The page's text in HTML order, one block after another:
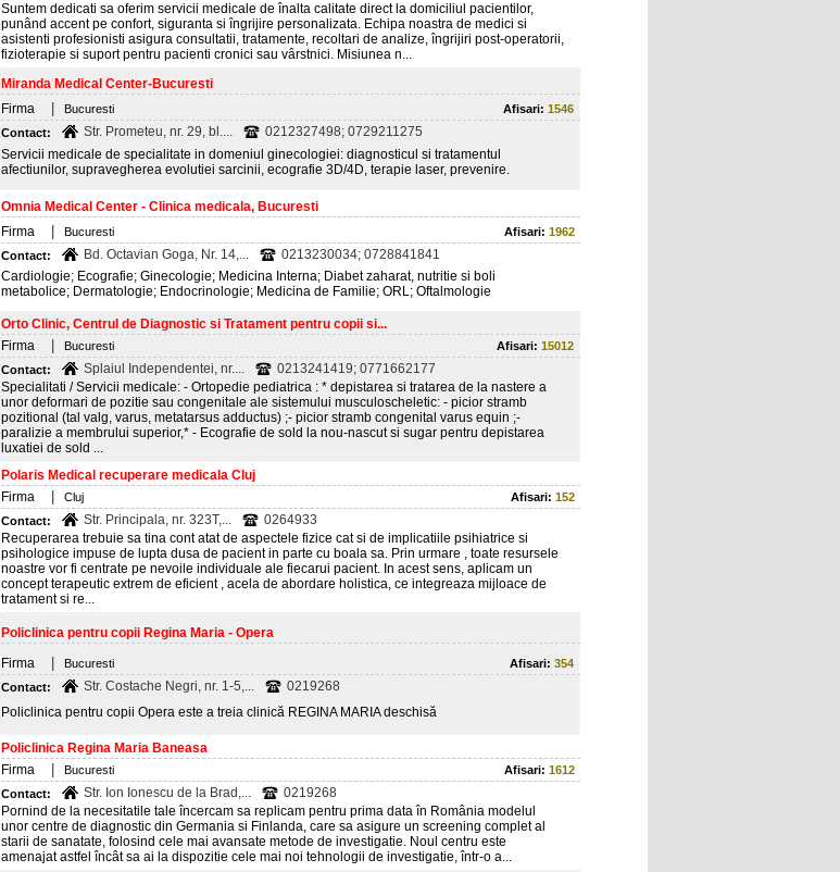
Suntem dedicati sa oferim servicii medicale de înalta calitate direct la domiciliul pacientilor,
punând accent pe confort, siguranta si îngrijire personalizata. Echipa noastra de medici si
asistenti profesionisti asigura consultatii, tratamente, recoltari de analize, îngrijiri post-operatorii,
fizioterapie si suport pentru pacienti cronici sau vârstnici. Misiunea n...
Miranda Medical Center-Bucuresti
Firma
Bucuresti Afisari: 1546
Contact:
Str. Prometeu, nr. 29, bl....
0212327498; 0729211275
Servicii medicale de specialitate in domeniul ginecologiei: diagnosticul si tratamentul
afectiunilor, supravegherea evolutiei sarcinii, ecografie 3D/4D, terapie laser, prevenire.
Omnia Medical Center - Clinica medicala, Bucuresti
Firma
Bucuresti Afisari: 1962
Contact:
Bd. Octavian Goga, Nr. 14,...
0213230034; 0728841841
Cardiologie; Ecografie; Ginecologie; Medicina Interna; Diabet zaharat, nutritie si boli
metabolice; Dermatologie; Endocrinologie; Medicina de Familie; ORL; Oftalmologie
Orto Clinic, Centrul de Diagnostic si Tratament pentru copii si...
Firma
Bucuresti Afisari: 15012
Contact:
Splaiul Independentei, nr....
0213241419; 0771662177
Specialitati / Servicii medicale: - Ortopedie pediatrica : * depistarea si tratarea de la nastere a
unor deformari de pozitie sau congenitale ale sistemului musculoscheletic: - picior stramb
pozitional (tal valg, varus, metatarsus adductus) ;- picior stramb congenital varus equin ;-
paralizie a membrului superior,* - Ecografie de sold la nou-nascut si sugar pentru depistarea
luxatiei de sold ...
Polaris Medical recuperare medicala Cluj
Firma
Cluj Afisari: 152
Contact:
Str. Principala, nr. 323T,...
0264933
Recuperarea trebuie sa tina cont atat de aspectele fizice cat si de implicatiile psihiatrice si
psihologice impuse de lupta dusa de pacient in parte cu boala sa. Prin urmare , toate resursele
noastre vor fi centrate pe nevoile individuale ale fiecarui pacient. In acest sens, aplicam un
concept terapeutic extrem de eficient , acela de abordare holistica, ce integreaza mijloace de
tratament si re...
Policlinica pentru copii Regina Maria - Opera
Firma
Bucuresti Afisari: 354
Contact:
Str. Costache Negri, nr. 1-5,...
0219268
Policlinica pentru copii Opera este a treia clinică REGINA MARIA deschisă
Policlinica Regina Maria Baneasa
Firma
Bucuresti Afisari: 1612
Contact:
Str. Ion Ionescu de la Brad,...
0219268
Pornind de la necesitatile tale încercam sa replicam pentru prima data în România modelul
unor centre de diagnostic din Germania si Finlanda, care sa asigure un screening complet al
starii de sanatate, folosind cele mai avansate metode de investigatie. Noul centru este
amenajat astfel încât sa ai la dispozitie cele mai noi tehnologii de investigatie, într-o a...